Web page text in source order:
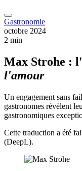
Gastronomie
octobre 2024
2 min
Max Strohe :
l'amour
Un engagement sans
gastronomes révèlent
gastronomiques
Cette traduction a été
(DeepL).